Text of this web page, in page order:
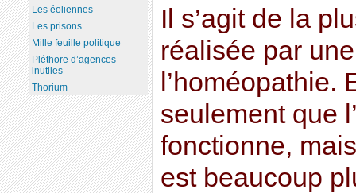
Il s’agit de la
réalisée par
l’homéopathie.
seulement que
fonctionne,
est beaucoup
Les éoliennes
Les prisons
Mille feuille politique
Pléthore d’agences
inutiles
Thorium